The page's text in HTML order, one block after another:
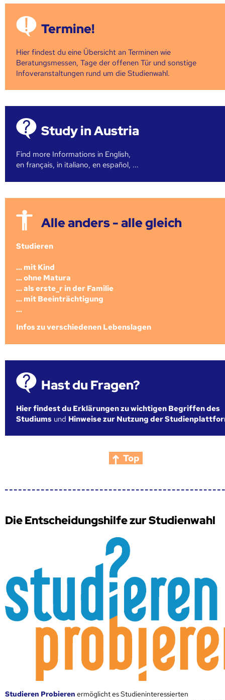
Termine!
Hier findest du eine Übersicht an Terminen wie
Beratungsmessen, Tage der offenen Tür und sonstige
Infoveranstaltungen rund um die Studienwahl.
Study in Austria
Find more Informations in English,
en français, in italiano, en español, ...
Alle anders - alle gleich
Studieren
... mit Kind
... ohne Matura
... als erste_r in der Familie
... mit Beeinträchtigung
...
Infos zu verschiedenen Lebenslagen
Hast du Fragen?
Hier findest du Erklärungen zu wichtigen Begriffen des
Studiums und Hinweise zur Nutzung der
Top
Die Entscheidungshilfe zur Studienwahl
Studieren Probieren ermöglicht es Studieninteressierten